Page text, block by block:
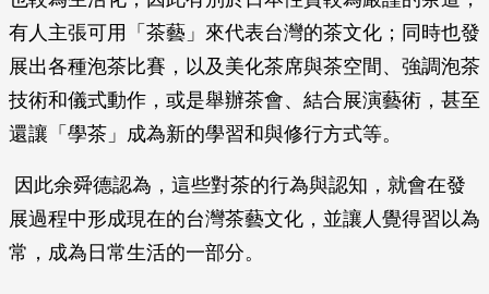
有人主張可用「茶藝」來代表台灣的茶文化；同時也發
展出各種泡茶比賽，以及美化茶席與茶空間、強調泡茶
技術和儀式動作，或是舉辦茶會、結合展演藝術，甚至
還讓「學茶」成為新的學習和與修行方式等。
因此余舜德認為，這些對茶的行為與認知，就會在發
展過程中形成現在的台灣茶藝文化，並讓人覺得習以為
常，成為日常生活的一部分。